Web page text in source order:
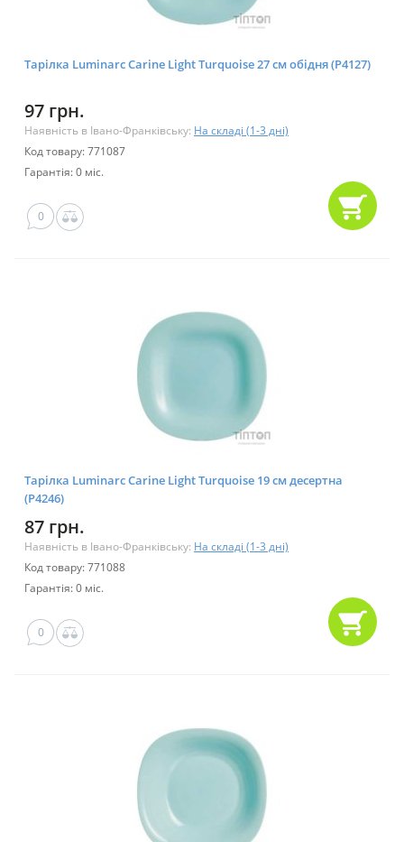
Тарілка Luminarc Carine Light Turquoise 27 см обідня (P4127)
97 грн.
Наявність в Івано-Франківську: На складі (1-3 дні)
Код товару: 771087
Гарантія: 0 міс.
0
Тарілка Luminarc Carine Light Turquoise 19 см десертна
(P4246)
87 грн.
Наявність в Івано-Франківську: На складі (1-3 дні)
Код товару: 771088
Гарантія: 0 міс.
0